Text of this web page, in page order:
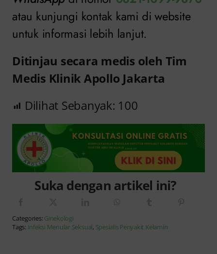
atau kunjungi kontak kami di website
untuk informasi lebih lanjut.
Ditinjau secara medis oleh Tim
Medis Klinik Apollo Jakarta
Dilihat Sebanyak: 100
Suka dengan artikel ini?
Categories: Ginekologi
Tags: Infeksi Menular Seksual, Spesialis Penyakit Kelamin